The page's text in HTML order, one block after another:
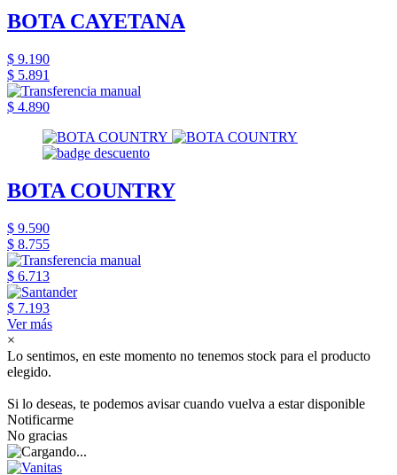
BOTA CAYETANA
$ 9.190
$ 5.891
$ 4.890
BOTA COUNTRY
$ 9.590
$ 8.755
$ 6.713
$ 7.193
Ver más
×
Lo sentimos, en este momento no tenemos stock para el producto
elegido.
Si lo deseas, te podemos avisar cuando vuelva a estar disponible
Notificarme
No gracias